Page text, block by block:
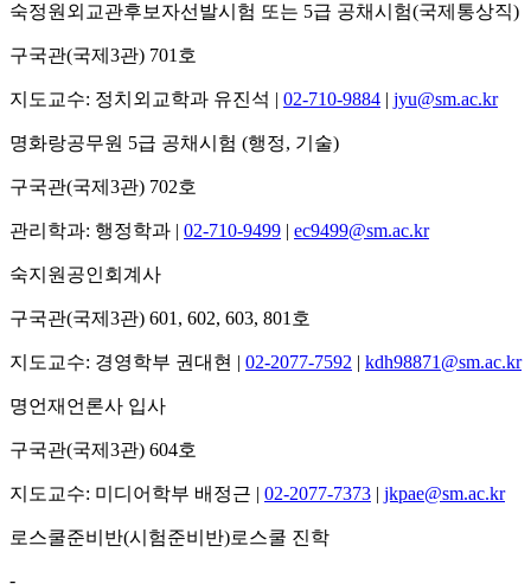
숙정원 외교관후보자선발시험 또는 5급 공채시험(국제통상직)
구국관(국제3관) 701호
지도교수: 정치외교학과 유진석 | 02-710-9884 | jyu@sm.ac.kr
명화랑공무원 5급 공채시험 (행정, 기술)
구국관(국제3관) 702호
관리학과: 행정학과 | 02-710-9499 | ec9499@sm.ac.kr
숙지원 공인회계사
구국관(국제3관) 601, 602, 603, 801호
지도교수: 경영학부 권대현 | 02-2077-7592 | kdh98871@sm.ac.kr
명언재 언론사 입사
구국관(국제3관) 604호
지도교수: 미디어학부 배정근 | 02-2077-7373 | jkpae@sm.ac.kr
로스쿨준비반(시험준비반)로스쿨 진학
-